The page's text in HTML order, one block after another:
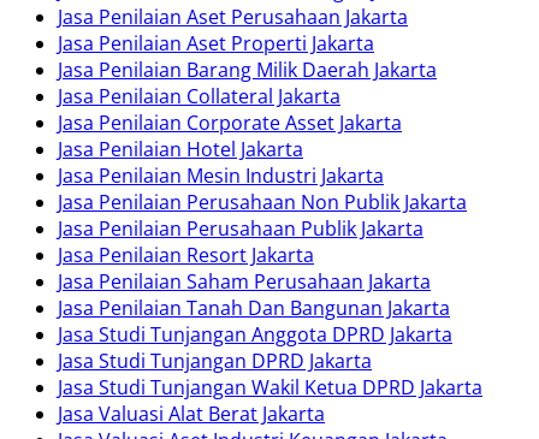
Jasa Penilaian Aset Perusahaan Jakarta
Jasa Penilaian Aset Properti Jakarta
Jasa Penilaian Barang Milik Daerah Jakarta
Jasa Penilaian Collateral Jakarta
Jasa Penilaian Corporate Asset Jakarta
Jasa Penilaian Hotel Jakarta
Jasa Penilaian Mesin Industri Jakarta
Jasa Penilaian Perusahaan Non Publik Jakarta
Jasa Penilaian Perusahaan Publik Jakarta
Jasa Penilaian Resort Jakarta
Jasa Penilaian Saham Perusahaan Jakarta
Jasa Penilaian Tanah Dan Bangunan Jakarta
Jasa Studi Tunjangan Anggota DPRD Jakarta
Jasa Studi Tunjangan DPRD Jakarta
Jasa Studi Tunjangan Wakil Ketua DPRD Jakarta
Jasa Valuasi Alat Berat Jakarta